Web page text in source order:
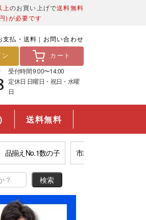
上のお買い上げで送料無料
)が必要です
支払・送料 | お問い合わせ
ン
カート
受付時間 9:00〜14:00
定休日 日曜日・祝日・水曜
日
送料無料
えNo.1数の子 市場の西京漬け